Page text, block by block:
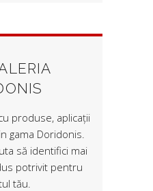
produse, aplicații
gama Doridonis.
să identifici mai
potrivit pentru
tău.